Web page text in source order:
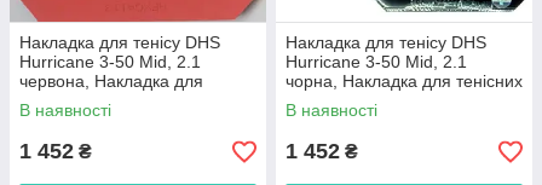
Накладка для тенісу DHS
Hurricane 3-50 Mid, 2.1
червона, Накладка для
тенісних ракеток, Накладка
для ракеток
В наявності
1 452 ₴
Накладка для тенісу DHS
Hurricane 3-50 Mid, 2.1
чорна, Накладка для тенісних
ракеток, Накладка для
ракеток
В наявності
1 452 ₴